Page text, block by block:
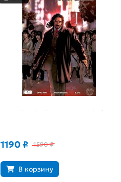
True Blood : The Great Revelation
1190 ₽ 1590 ₽
В корзину